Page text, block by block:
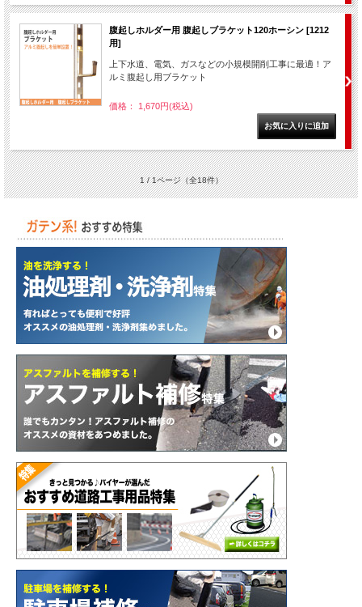
腹起しホルダー用 腹起しブラケット120ホーシン [1212
用]
上下水道、電気、ガスなどの小規模開削工事に最適！ア
ルミ腹起し用ブラケット
価格： 1,670円(税込)
1 / 1ページ（全18件）